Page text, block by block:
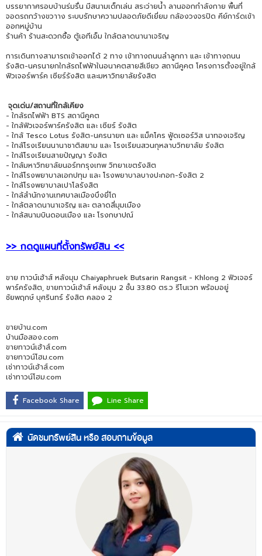
บรรยากาศรอบบ้านร่มรื่น มีสนามเด็กเล่น สระว่ายน้ำ ลานออกกำลังกาย พื้นที่
จอดรถกว้างขวาาง ระบบรักษาความปลอดภัยดีเยี่ยม กล้องวงจรปิด คีย์การ์ดเข้า
ออกหมู่บ้าน
ร้านค้า ร้านสะดวกซื้อ ตู้เอทีเอ็ม ใกล้ตลาดนานาเจริญ
การเดินทางสามารถเข้าออกได้ 2 ทาง เข้าทางถนนลำลูกกา และ เข้าทางถนน
รังสิต-นครนายกใกล้รถไฟฟ้าในอนาคตสายสีเขียว สถานีคูคต โครงการตั้งอยู่ใกล้
ฟิวเจอร์พาร์ค เซียร์รังสิต และมหาวิทยาลัยรังสิต
จุดเด่น/สถานที่ใกล้เคียง
- ใกล้รถไฟฟ้า BTS สถานีคูคต
- ใกล้ฟิวเจอร์พาร์ครังสิต และ เซียร์ รังสิต
- ใกล้ Tesco Lotus รังสิต-นครนายก และ แม็คโคร ฟู้ดเซอร์วิส นาทองเจริญ
- ใกล้โรงเรียนนานาชาติสยาม และ โรงเรียนสวนกุหลาบวิทยาลัย รังสิต
- ใกล้โรงเรียนสายปัญญา รังสิต
- ใกล้มหาวิทยาลัยนอร์ทกรุงเทพ วิทยาเขตรังสิต
- ใกล้โรงพยาบาลเอกปทุม และ โรงพยาบาลบางปะกอก-รังสิต 2
- ใกล้โรงพยาบาลเปาโลรังสิต
- ใกล้สำนักงานเทศบาลเมืองบึงยี่โถ
- ใกล้ตลาดนานาเจริญ และ ตลาดสี่มุมเมือง
- ใกล้สนามบินดอนเมือง และ โรงกษาปณ์
>> กดดูแผนที่ตั้งทรัพย์สิน <<
ขาย ทาวน์เฮ้าส์ หลังมุม Chaiyaphruek Butsarin Rangsit - Khlong 2 ฟิวเจอร์
พาร์ครังสิต, ขายทาวน์เฮ้าส์ หลังมุม 2 ชั้น 33.80 ตร.ว รีโนเวท พร้อมอยู่
ชัยพฤกษ์ บุศรินทร์ รังสิต คลอง 2
ขายบ้าน.com
บ้านมือสอง.com
ขายทาวน์เฮ้าส์.com
ขายทาวน์โฮม.com
เช่าทาวน์เฮ้าส์.com
เช่าทาวน์โฮม.com
Facebook Share Line Share
นัดชมทรัพย์สิน หรือ สอบถามข้อมูล